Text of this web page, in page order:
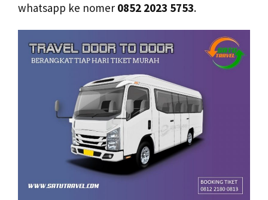
whatsapp ke nomer 0852 2023 5753.